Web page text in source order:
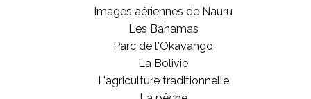
Images aériennes de Nauru
Les Bahamas
Parc de l'Okavango
La Bolivie
L'agriculture traditionnelle